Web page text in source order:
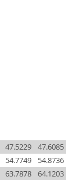
47.6085
47.5229
54.8736
54.7749
64.1203
63.7878